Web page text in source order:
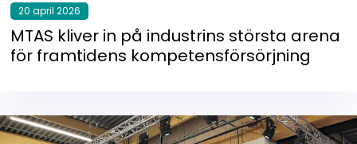
20 april 2026
MTAS kliver in på industrins största arena
för framtidens kompetensförsörjning